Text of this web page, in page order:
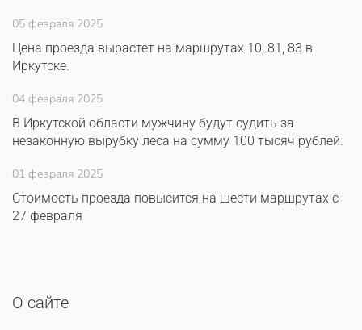
05 февраля 2025
Цена проезда вырастет на маршрутах 10, 81, 83 в
Иркутске.
04 февраля 2025
В Иркутской области мужчину будут судить за
незаконную вырубку леса на сумму 100 тысяч рублей.
01 февраля 2025
Стоимость проезда повысится на шести маршрутах с
27 февраля
О сайте